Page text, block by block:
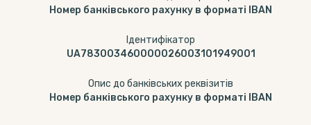
Номер банківського рахунку в форматі IBAN
Ідентифікатор
UA783003460000026003101949001
Опис до банківських реквізитів
Номер банківського рахунку в форматі IBAN